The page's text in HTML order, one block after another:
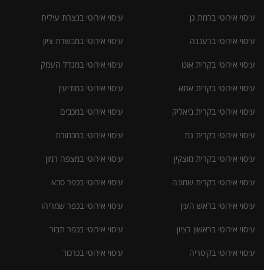
עיסוי אירוטי ברמת גן
עיסוי אירוטי ברעננה
עיסוי אירוטי בקרית אונו
עיסוי אירוטי בקרית אתא
עיסוי אירוטי בקרית ביאליק
עיסוי אירוטי בקרית גת
עיסוי אירוטי בקרית מוצקין
עיסוי אירוטי בקרית שמונה
עיסוי אירוטי בראש העין
עיסוי אירוטי בראשון לציון
עיסוי אירוטי בקיסריה
עיסוי אירוטי בנצרת עילית
עיסוי אירוטי במבשרת ציון
עיסוי אירוטי במגדל העמק
עיסוי אירוטי במודיעין
עיסוי אירוטי במכבים
עיסוי אירוטי במכמורת
עיסוי אירוטי במצפה רמון
עיסוי אירוטי בכפר סבא
עיסוי אירוטי בכפר שמריהו
עיסוי אירוטי בכפר תבור
עיסוי אירוטי בכרכור